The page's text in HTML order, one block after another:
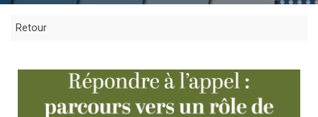
Retour